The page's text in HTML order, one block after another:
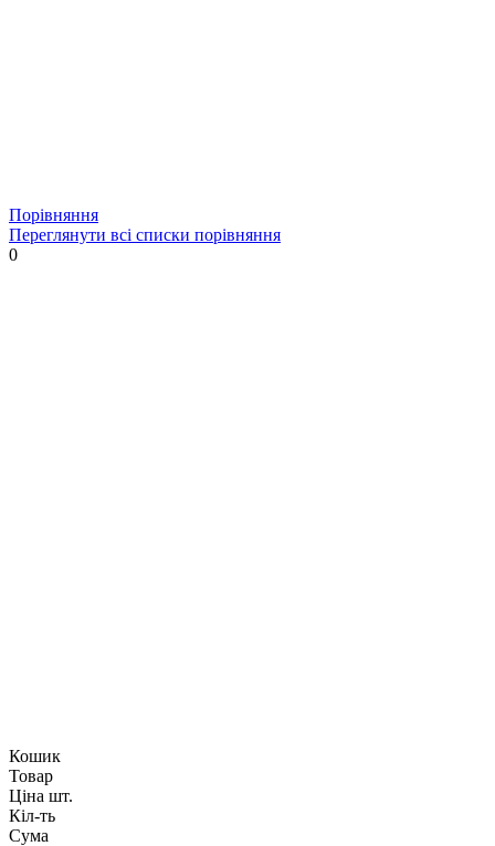
Порівняння
Переглянути всі списки порівняння
0
Кошик
Товар
Ціна шт.
Кіл-ть
Сума